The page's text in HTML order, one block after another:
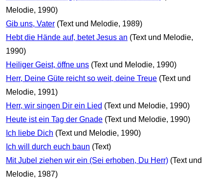
Melodie, 1990)
Gib uns, Vater (Text und Melodie, 1989)
Hebt die Hände auf, betet Jesus an (Text und Melodie,
1990)
Heiliger Geist, öffne uns (Text und Melodie, 1990)
Herr, Deine Güte reicht so weit, deine Treue (Text und
Melodie, 1991)
Herr, wir singen Dir ein Lied (Text und Melodie, 1990)
Heute ist ein Tag der Gnade (Text und Melodie, 1990)
Ich liebe Dich (Text und Melodie, 1990)
Ich will durch euch baun (Text)
Mit Jubel ziehen wir ein (Sei erhoben, Du Herr) (Text und
Melodie, 1987)